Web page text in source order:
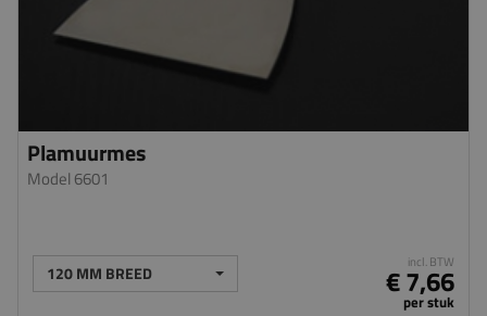
Plamuurmes
Model 6601
120 MM BREED incl. BTW
€ 7,66
per stuk